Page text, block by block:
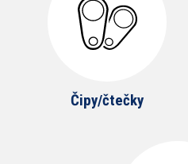
Čipy/čtečky